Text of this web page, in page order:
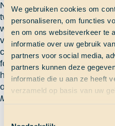
We gebruiken cookies om
personaliseren, om functies
en om ons websiteverkeer te
informatie over uw gebruik
partners voor social media,
partners kunnen deze
informatie die u aan ze heeft
verzameld op basis van uw
Na enkele minuten zoeken,
twee seconden later dook er
was een moeder met een
van die twee wonderen van
camera uit mijn hut halen.
foto wilde trekken bleek het
heeft iemand anders ze wel
om die beelden terug te
Matisse